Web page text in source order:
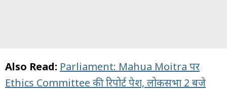
Also Read: Parliament: Mahua Moitra पर
Ethics Committee की रिपोर्ट पेश, लोकसभा 2 बजे